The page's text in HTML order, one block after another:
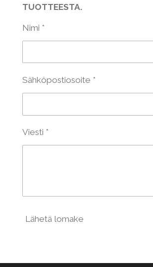
TUOTTEESTA.
Nimi *
Sähköpostiosoite *
Viesti *
Lähetä lomake